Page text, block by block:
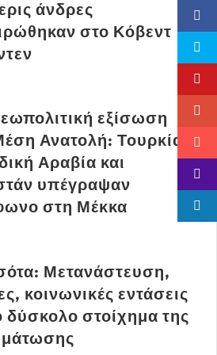
άνδρες
στο Κόβεντ
εξίσωση
Ανατολή: Τουρκία,
Αραβία και
υπέγραψαν
στη Μέκκα
Μετανάστευση,
κοινωνικές εντάσεις
δύσκολο στοίχημα της